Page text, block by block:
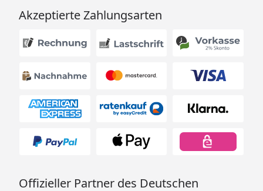
Akzeptierte Zahlungsarten
Offizieller Partner des Deutschen